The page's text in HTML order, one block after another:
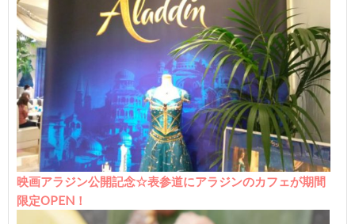
映画アラジン公開記念☆表参道にアラジンのカフェが期間
限定OPEN！